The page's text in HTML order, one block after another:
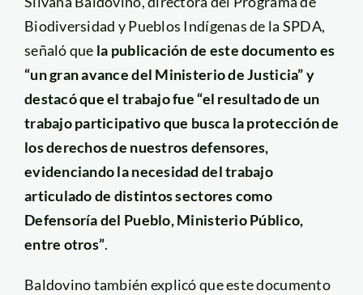
Biodiversidad y Pueblos Indígenas de la SPDA,
señaló que la publicación de este documento es
“un gran avance del Ministerio de Justicia” y
destacó que el trabajo fue “el resultado de un
trabajo participativo que busca la protección de
los derechos de nuestros defensores,
evidenciando la necesidad del trabajo
articulado de distintos sectores como
Defensoría del Pueblo, Ministerio Público,
entre otros”.
Baldovino también explicó que este documento